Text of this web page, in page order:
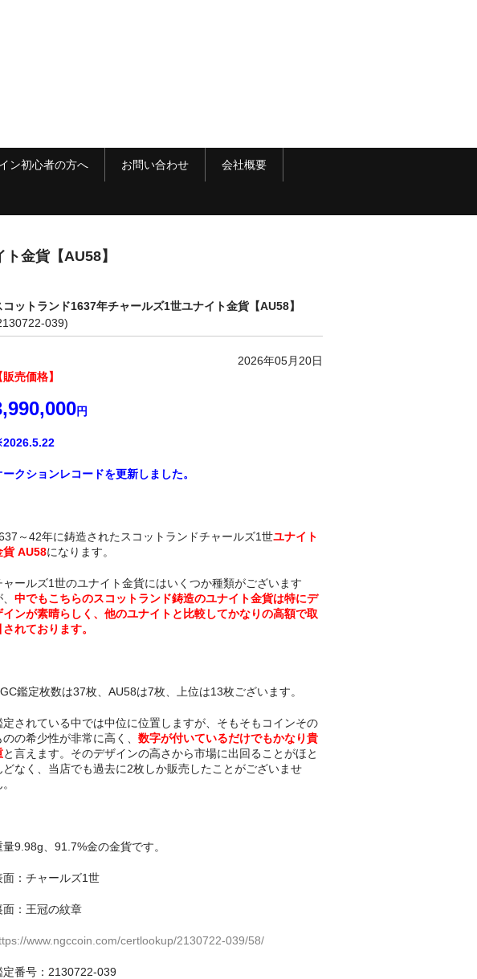
ン初心者の方へ お問い合わせ 会社概要
金貨【AU58】
コットランド1637年チャールズ1世ユナイト金貨【AU58】
039)
2026年05月20日
販売価格】
円
ークションレコードを更新しました。
～42年に鋳造されたスコットランドチャールズ1世ユナイト
貨 AU58になります。
ャールズ1世のユナイト金貨にはいくつか種類がございます
中でもこちらのスコットランド鋳造のユナイト金貨は特にデ
インが素晴らしく、他のユナイトと比較してかなりの高額で取
されております。
鑑定枚数は37枚、AU58は7枚、上位は13枚ございます。
定されている中では中位に位置しますが、そもそもコインその
のの希少性が非常に高く、 数字が付いているだけでもかなり貴
と言えます。そのデザインの高さから市場に出回ることがほと
どなく、当店でも過去に2枚しか販売したことがございませ
量9.98g、91.7%金の金貨です。
面：チャールズ1世
面：王冠の紋章
www.ngccoin.com/certlookup/2130722-039/58/
定番号：2130722-039